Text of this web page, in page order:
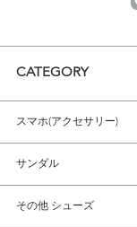
CATEGORY
スマホ(アクセサリー)
サンダル
その他 シューズ